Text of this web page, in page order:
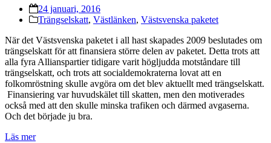
24 januari, 2016
Trängselskatt, Västlänken, Västsvenska paketet
När det Västsvenska paketet i all hast skapades 2009 beslutades om
trängselskatt för att finansiera större delen av paketet. Detta trots att
alla fyra Allianspartier tidigare varit högljudda motståndare till
trängselskatt, och trots att socialdemokraterna lovat att en
folkomröstning skulle avgöra om det blev aktuellt med trängselskatt.
Finansiering var huvudskälet till skatten, men den motiverades
också med att den skulle minska trafiken och därmed avgaserna.
Och det började ju bra.
Läs mer